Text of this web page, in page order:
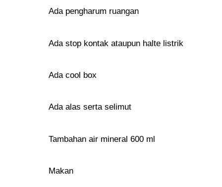
Ada pengharum ruangan
Ada stop kontak ataupun halte listrik
Ada cool box
Ada alas serta selimut
Tambahan air mineral 600 ml
Makan